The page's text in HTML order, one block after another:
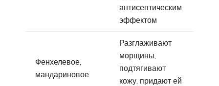
антисептическим
эффектом
Фенхелевое,
мандариновое
Разглаживают
морщины,
подтягивают
кожу, придают ей